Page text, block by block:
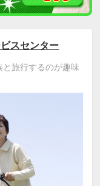
スセンター
旅行するのが趣味